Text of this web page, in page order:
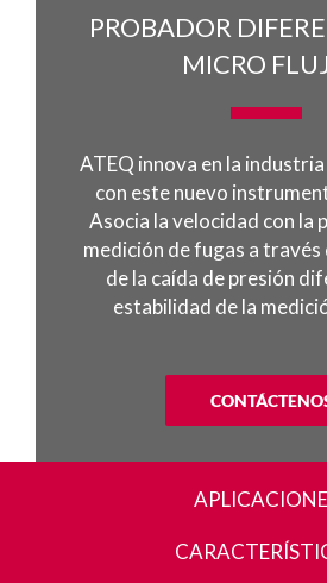
PROBADOR
MICRO
ATEQ innova en la
con este nuevo
Asocia la velocidad con la
medición de fugas a través
de la caída de presión
estabilidad de la